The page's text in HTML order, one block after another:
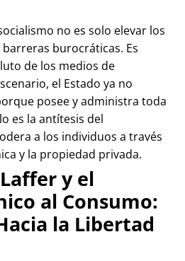
no es solo elevar los
burocráticas. Es
de los medios de
el Estado ya no
posee y administra toda
es la antítesis del
a los individuos a través
y la propiedad privada.
y el
al Consumo:
la Libertad